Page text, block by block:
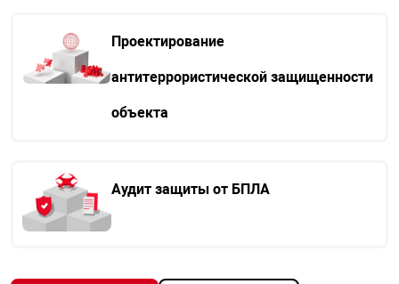
Проектирование
антитеррористической защищенности
объекта
Аудит защиты от БПЛА